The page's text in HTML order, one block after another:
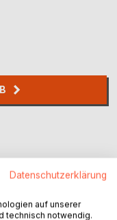
Datenschutzerklärung
auf unserer
technisch notwendig.